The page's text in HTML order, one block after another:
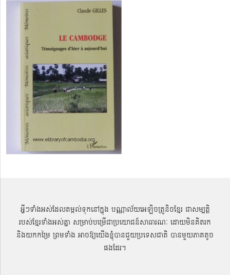
អ្វីៗទាំងអស់ដែលតម្កល់ទុកនៅក្នុង បណ្ណាល័យអេឡិចត្រូនិចខ្មែរ ជាសម្បតិ្ត
របស់ខ្មែរទាំងអស់គ្នា សម្រាប់បម្រើជាប្រយោជន៍សាធារណៈ ដោយមិនគិតរក
និងយកកម្រៃ ព្រមទាំង អាចឱ្យយើងខ្ញុំបានជួយប្រទេសជាតិ បានមួយភាគតូច
ផងដែរ។